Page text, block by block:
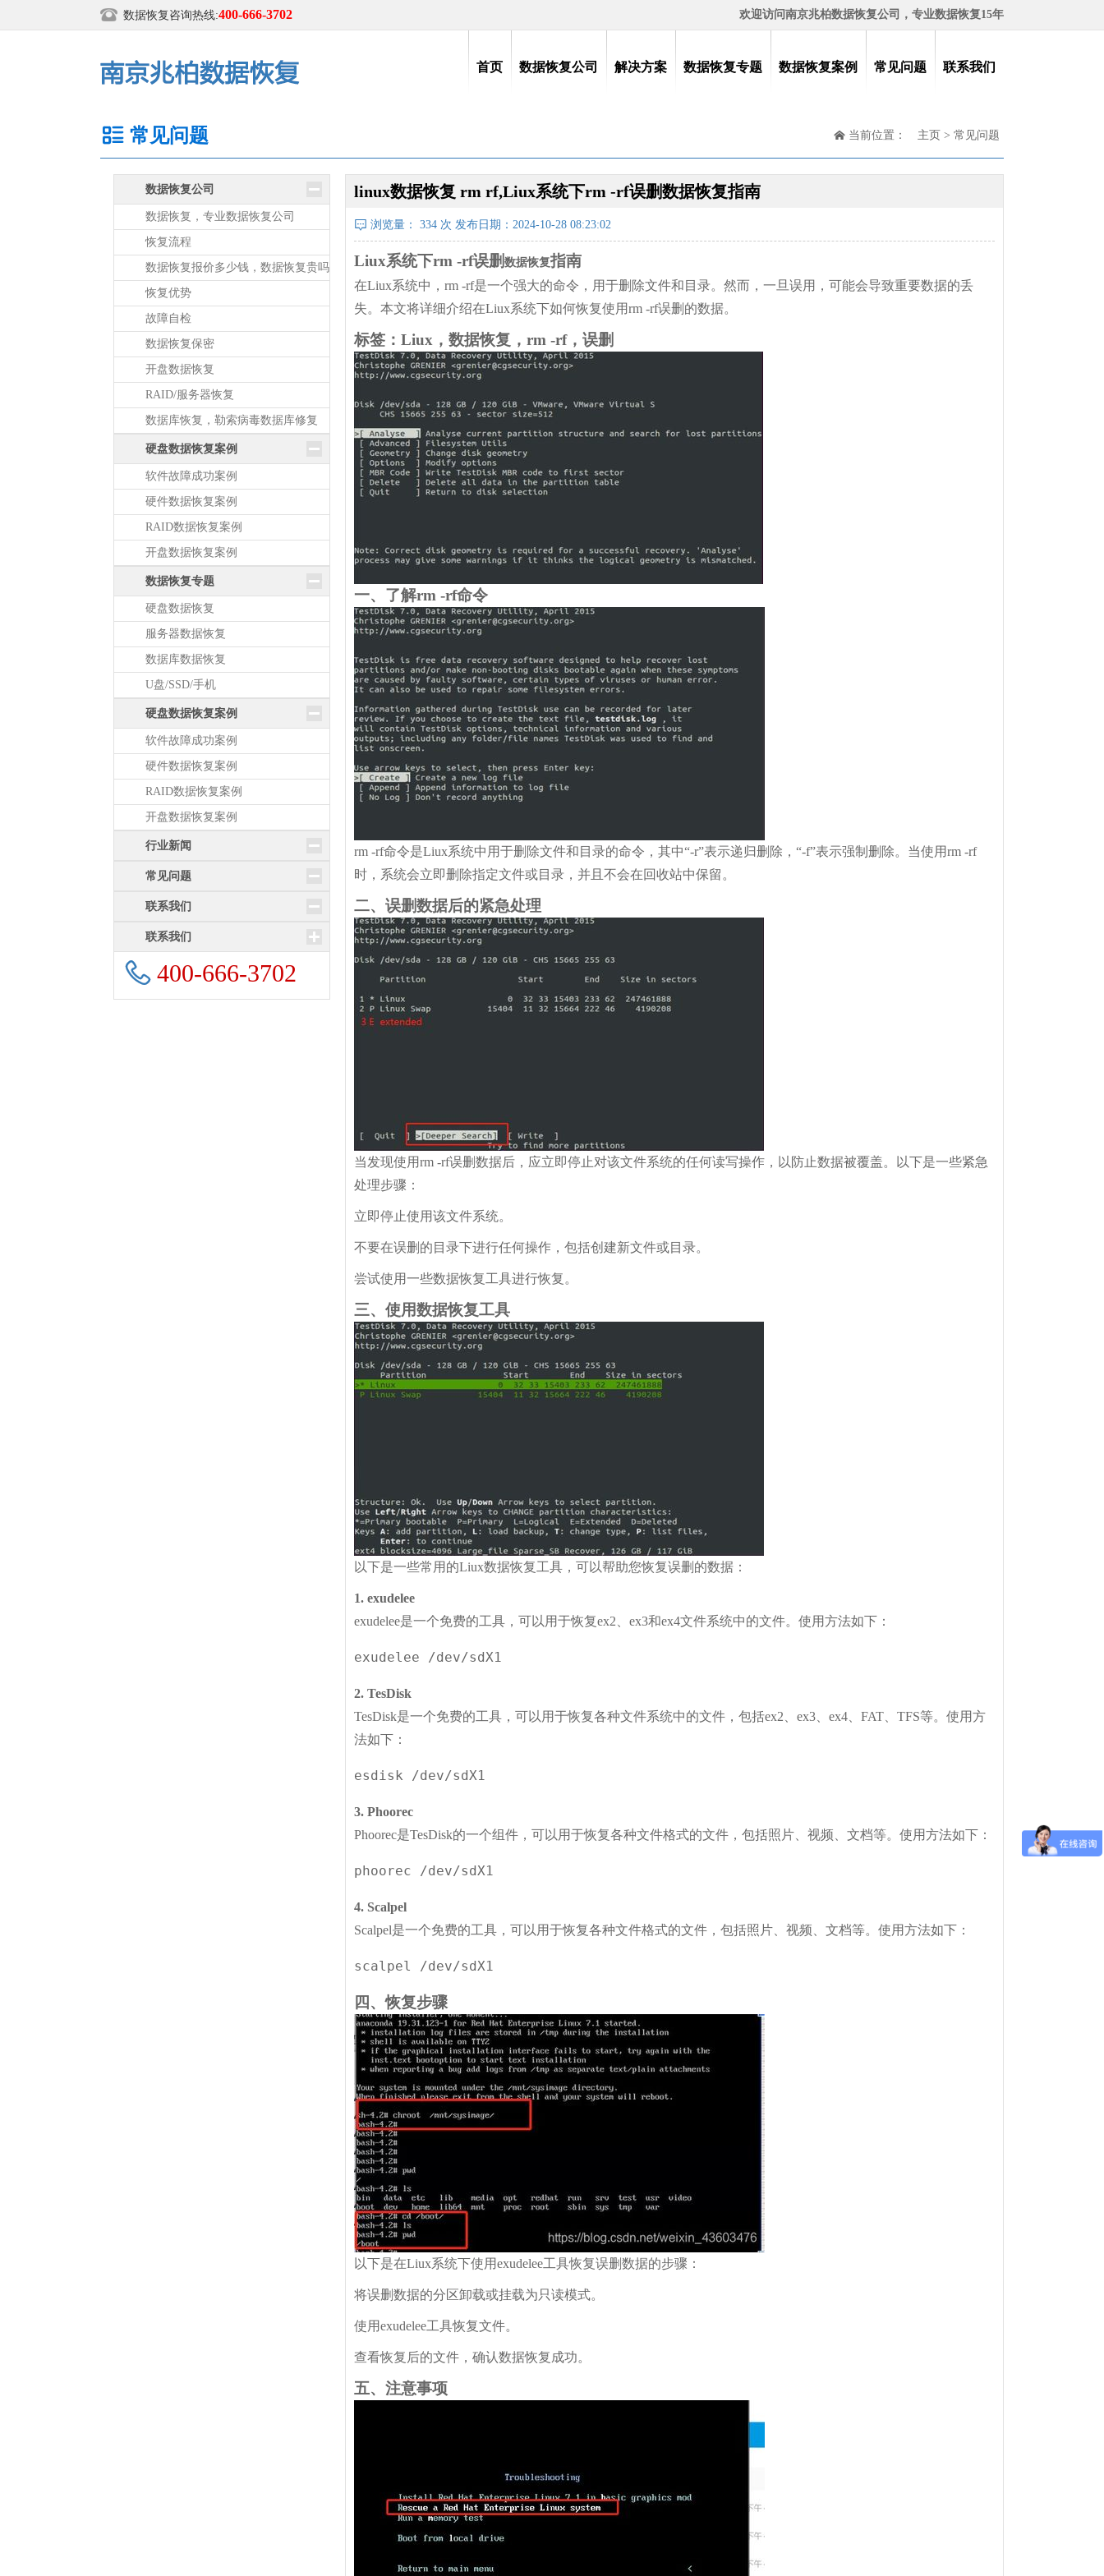
数据恢复咨询热线:400-666-3702 欢迎访问南京兆柏数据恢复公司，专业数据恢复15年
首页 数据恢复公司 解决方案 数据恢复专题 数据恢复案例 常见问题 联系我们
常见问题 当前位置： 主页 > 常见问题
数据恢复公司
数据恢复，专业数据恢复公司
恢复流程
数据恢复报价多少钱，数据恢复贵吗
恢复优势
故障自检
数据恢复保密
开盘数据恢复
RAID/服务器恢复
数据库恢复，勒索病毒数据库修复
硬盘数据恢复案例
软件故障成功案例
硬件数据恢复案例
RAID数据恢复案例
开盘数据恢复案例
数据恢复专题
硬盘数据恢复
服务器数据恢复
数据库数据恢复
U盘/SSD/手机
硬盘数据恢复案例
软件故障成功案例
硬件数据恢复案例
RAID数据恢复案例
开盘数据恢复案例
行业新闻
常见问题
联系我们
联系我们
400-666-3702
linux数据恢复 rm rf,Liux系统下rm -rf误删数据恢复指南
浏览量： 334 次 发布日期：2024-10-28 08:23:02
Liux系统下rm -rf误删 数据恢复指南
在Liux系统中，rm -rf是一个强大的命令，用于删除文件和目录。然而，一旦误用，可能会导致重要数据的丢
失。本文将详细介绍在Liux系统下如何恢复使用rm -rf误删的数据。
标签：Liux，数据恢复，rm -rf，误删
一、了解rm -rf命令
rm -rf命令是Liux系统中用于删除文件和目录的命令，其中“-r”表示递归删除，“-f”表示强制删除。当使用rm -rf
时，系统会立即删除指定文件或目录，并且不会在回收站中保留。
二、误删数据后的紧急处理
当发现使用rm -rf误删数据后，应立即停止对该文件系统的任何读写操作，以防止数据被覆盖。以下是一些紧急
处理步骤：
立即停止使用该文件系统。
不要在误删的目录下进行任何操作，包括创建新文件或目录。
尝试使用一些数据恢复工具进行恢复。
三、使用数据恢复工具
以下是一些常用的Liux数据恢复工具，可以帮助您恢复误删的数据：
1. exudelee
exudelee是一个免费的工具，可以用于恢复ex2、ex3和ex4文件系统中的文件。使用方法如下：
exudelee /dev/sdX1
2. TesDisk
TesDisk是一个免费的工具，可以用于恢复各种文件系统中的文件，包括ex2、ex3、ex4、FAT、TFS等。使用方
法如下：
esdisk /dev/sdX1
3. Phoorec
Phoorec是TesDisk的一个组件，可以用于恢复各种文件格式的文件，包括照片、视频、文档等。使用方法如下：
phoorec /dev/sdX1
4. Scalpel
Scalpel是一个免费的工具，可以用于恢复各种文件格式的文件，包括照片、视频、文档等。使用方法如下：
scalpel /dev/sdX1
四、恢复步骤
以下是在Liux系统下使用exudelee工具恢复误删数据的步骤：
将误删数据的分区卸载或挂载为只读模式。
使用exudelee工具恢复文件。
查看恢复后的文件，确认数据恢复成功。
五、注意事项